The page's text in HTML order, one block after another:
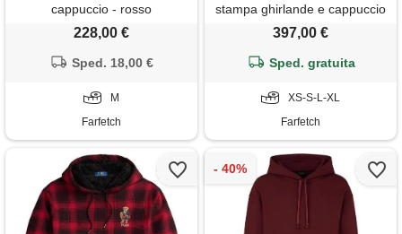
cappuccio - rosso
228,00 €
Sped. 18,00 €
M
Farfetch
stampa ghirlande e cappuccio
- rosso
397,00 €
Sped. gratuita
XS-S-L-XL
Farfetch